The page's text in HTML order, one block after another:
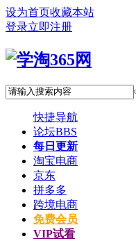
设为首页收藏本站
登录立即注册
快捷导航
论坛BBS
每日更新
淘宝电商
京东
拼多多
跨境电商
免费会员
VIP试看